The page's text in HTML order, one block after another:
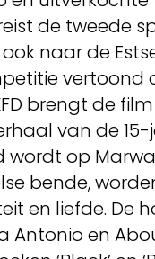
de tweede
naar de
vertoond
brengt de
van de
wordt op
bende,
en liefde.
Antonio en